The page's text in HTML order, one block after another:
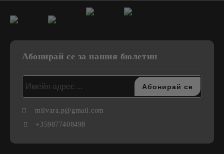
Абонирай се за нашия бюлетин
milvara.p@gmail.com
+359877408498